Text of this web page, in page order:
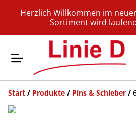
Herzlich Willkommen im
Sortiment wird
Start / Produkte / Pins & Schieber /